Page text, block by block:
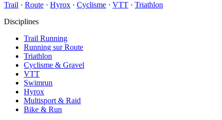
Trail · Route · Hyrox · Cyclisme · VTT · Triathlon
Disciplines
Trail Running
Running sur Route
Triathlon
Cyclisme & Gravel
VTT
Swimrun
Hyrox
Multisport & Raid
Bike & Run